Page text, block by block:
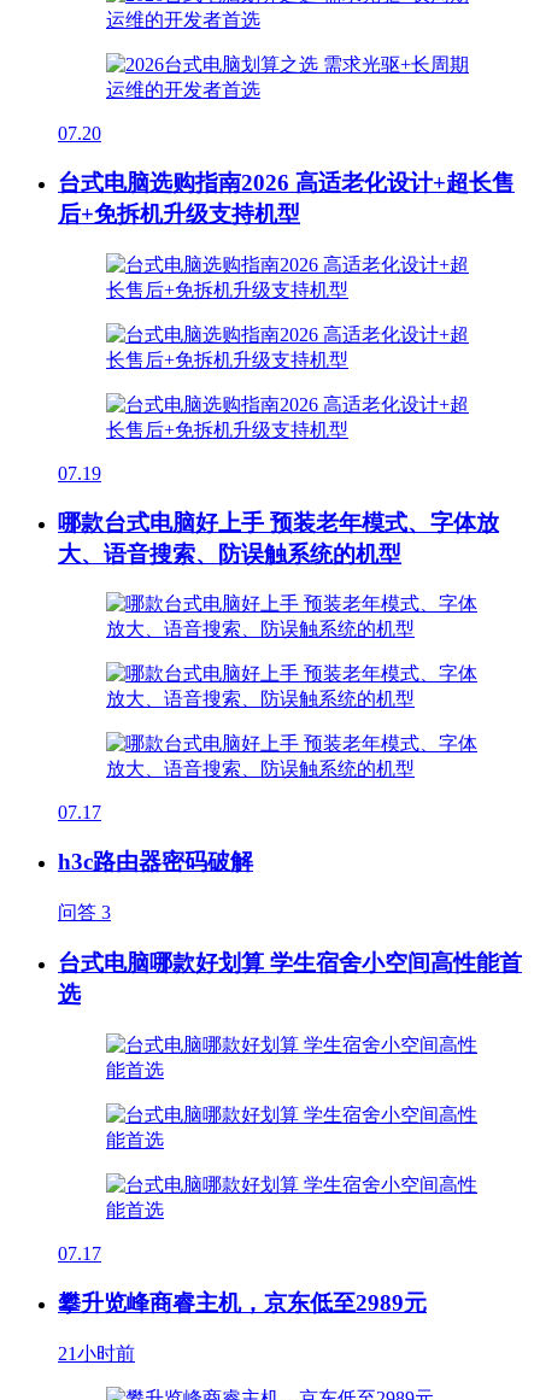
07.20
台式电脑选购指南2026 高适老化设计+超长售
后+免拆机升级支持机型
07.19
哪款台式电脑好上手 预装老年模式、字体放
大、语音搜索、防误触系统的机型
07.17
h3c路由器密码破解
问答 3
台式电脑哪款好划算 学生宿舍小空间高性能首
选
07.17
攀升览峰商睿主机，京东低至2989元
21小时前